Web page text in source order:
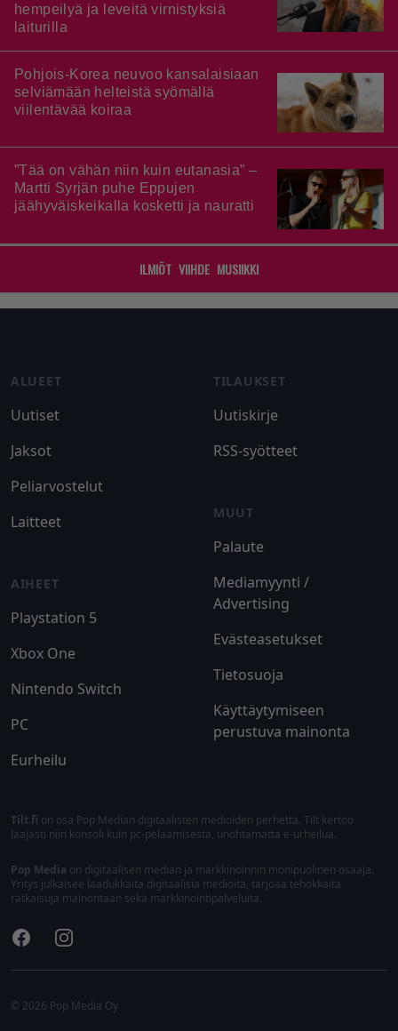
hempeilyä ja leveitä virnistyksiä
laiturilla
Pohjois-Korea neuvoo kansalaisiaan
selviämään helteistä syömällä
viilentävää koiraa
”Tää on vähän niin kuin eutanasia” –
Martti Syrjän puhe Eppujen
jäähyväiskeikalla kosketti ja nauratti
ILMIÖT VIIHDE MUSIIKKI
ALUEET
Uutiset
Jaksot
Peliarvostelut
Laitteet
AIHEET
Playstation 5
Xbox One
Nintendo Switch
PC
Eurheilu
TILAUKSET
Uutiskirje
RSS-syötteet
MUUT
Palaute
Mediamyynti /
Advertising
Evästeasetukset
Tietosuoja
Käyttäytymiseen
perustuva mainonta
Tilt.fi on osa Pop Median digitaalisten medioiden perhettä. Tilt kertoo
laajasti niin konsoli kuin pc-pelaamisesta, unohtamatta e-urheilua.
Pop Media on digitaalisen median ja markkinoinnin monipuolinen osaaja.
Yritys julkaisee laadukkaita digitaalisia medioita, tarjoaa tehokkaita
ratkaisuja mainontaan sekä markkinointipalveluita.
FacebookInstagram
© 2026 Pop Media Oy